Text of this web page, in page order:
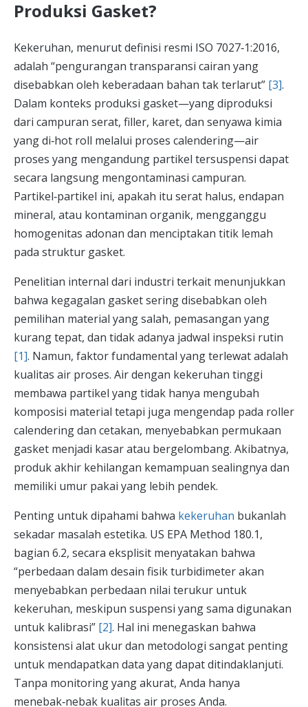
Produksi Gasket?
Kekeruhan, menurut definisi resmi ISO 7027‑1:2016,
adalah “pengurangan transparansi cairan yang
disebabkan oleh keberadaan bahan tak terlarut” [3].
Dalam konteks produksi gasket—yang diproduksi
dari campuran serat, filler, karet, dan senyawa kimia
yang di‑hot roll melalui proses calendering—air
proses yang mengandung partikel tersuspensi dapat
secara langsung mengontaminasi campuran.
Partikel‑partikel ini, apakah itu serat halus, endapan
mineral, atau kontaminan organik, mengganggu
homogenitas adonan dan menciptakan titik lemah
pada struktur gasket.
Penelitian internal dari industri terkait menunjukkan
bahwa kegagalan gasket sering disebabkan oleh
pemilihan material yang salah, pemasangan yang
kurang tepat, dan tidak adanya jadwal inspeksi rutin
[1]. Namun, faktor fundamental yang terlewat adalah
kualitas air proses. Air dengan kekeruhan tinggi
membawa partikel yang tidak hanya mengubah
komposisi material tetapi juga mengendap pada roller
calendering dan cetakan, menyebabkan permukaan
gasket menjadi kasar atau bergelombang. Akibatnya,
produk akhir kehilangan kemampuan sealingnya dan
memiliki umur pakai yang lebih pendek.
Penting untuk dipahami bahwa kekeruhan bukanlah
sekadar masalah estetika. US EPA Method 180.1,
bagian 6.2, secara eksplisit menyatakan bahwa
“perbedaan dalam desain fisik turbidimeter akan
menyebabkan perbedaan nilai terukur untuk
kekeruhan, meskipun suspensi yang sama digunakan
untuk kalibrasi” [2]. Hal ini menegaskan bahwa
konsistensi alat ukur dan metodologi sangat penting
untuk mendapatkan data yang dapat ditindaklanjuti.
Tanpa monitoring yang akurat, Anda hanya
menebak‑nebak kualitas air proses Anda.